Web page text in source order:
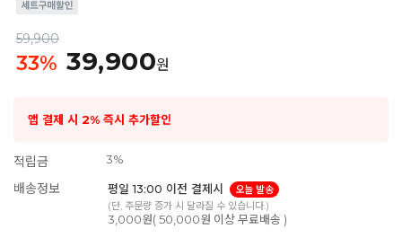
59,900
33% 39,900원
앱 결제 시 2% 즉시 추가할인
적립금 3%
배송정보 평일 13:00 이전 결제시
오늘 발송
(단, 주문량 증가 시 달라질 수 있습니다.)
3,000원( 50,000원 이상 무료배송 )